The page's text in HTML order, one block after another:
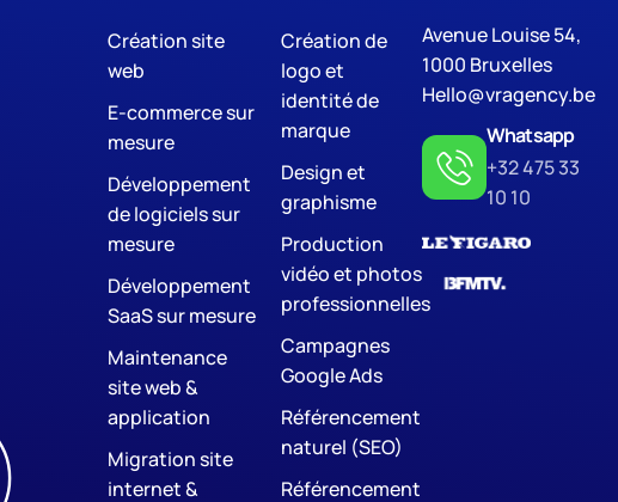
Digital Marketing
Création site
web
E-commerce sur
mesure
Développement
de logiciels sur
mesure
Développement
SaaS sur mesure
Maintenance
site web &
application
Migration site
internet &
Création de
logo et
identité de
marque
Design et
graphisme
Production
vidéo et photos
professionnelles
Campagnes
Google Ads
Référencement
naturel (SEO)
Référencement
Avenue Louise 54,
1000 Bruxelles
Hello@vragency.be
Whatsapp
+32 475 33
10 10